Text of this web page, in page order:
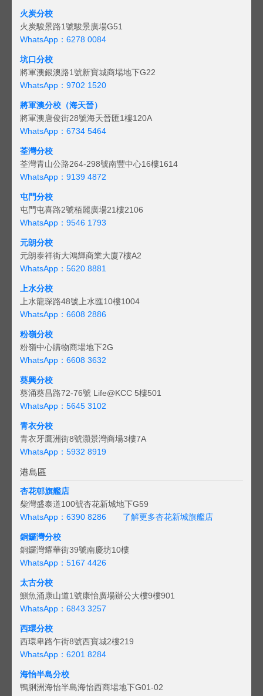
火炭分校
火炭駿景路1號駿景廣場G51
WhatsApp：6278 0084
坑口分校
將軍澳銀澳路1號新寶城商場地下G22
WhatsApp：9702 1520
將軍澳分校（海天晉）
將軍澳唐俊街28號海天晉匯1樓120A
WhatsApp：6734 5464
荃灣分校
荃灣青山公路264-298號南豐中心16樓1614
WhatsApp：9139 4872
屯門分校
屯門屯喜路2號栢麗廣場21樓2106
WhatsApp：9546 1793
元朗分校
元朗泰祥街大鴻輝商業大廈7樓A2
WhatsApp：5620 8881
上水分校
上水龍琛路48號上水匯10樓1004
WhatsApp：6608 2886
粉嶺分校
粉嶺中心購物商場地下2G
WhatsApp：6608 3632
葵興分校
葵涌葵昌路72-76號 Life@KCC 5樓501
WhatsApp：5645 3102
青衣分校
青衣牙鷹洲街8號灝景灣商場3樓7A
WhatsApp：5932 8919
港島區
杏花邨旗艦店
柴灣盛泰道100號杏花新城地下G59
WhatsApp：6390 8286
了解更多杏花新城旗艦店
銅鑼灣分校
銅鑼灣耀華街39號南慶坊10樓
WhatsApp：5167 4426
太古分校
鰂魚涌康山道1號康怡廣場辦公大樓9樓901
WhatsApp：6843 3257
西環分校
西環卑路乍街8號西寶城2樓219
WhatsApp：6201 8284
海怡半島分校
鴨脷洲海怡半島海怡西商場地下G01-02